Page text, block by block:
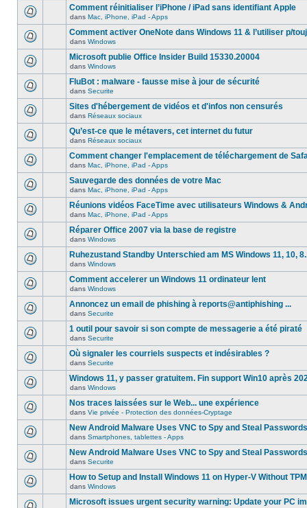
Comment réinitialiser l’iPhone / iPad sans identifiant Apple
dans Mac, iPhone, iPad - Apps
Comment activer OneNote dans Windows 11 & l’utiliser p/touj
dans Windows
Microsoft publie Office Insider Build 15330.20004
dans Windows
FluBot : malware - fausse mise à jour de sécurité
dans Securite
Sites d'hébergement de vidéos et d'infos non censurés
dans Réseaux sociaux
Qu’est-ce que le métavers, cet internet du futur
dans Réseaux sociaux
Comment changer l'emplacement de téléchargement de
dans Mac, iPhone, iPad - Apps
Sauvegarde des données de votre Mac
dans Mac, iPhone, iPad - Apps
Réunions vidéos FaceTime avec utilisateurs Windows &
dans Mac, iPhone, iPad - Apps
Réparer Office 2007 via la base de registre
dans Windows
Ruhezustand Standby Unterschied am MS Windows 11, 10,
dans Windows
Comment accelerer un Windows 11 ordinateur lent
dans Windows
Annoncez un email de phishing à reports@antiphishing ...
dans Securite
1 outil pour savoir si son compte de messagerie a été piraté
dans Securite
Où signaler les courriels suspects et indésirables ?
dans Securite
Windows 11, y passer gratuitem. Fin support Win10 après
dans Windows
Nos traces laissées sur le Web... une expérience
dans Vie privée - Protection des données-Cryptage
New Android Malware Uses VNC to Spy and Steal Passwords
dans Smartphones, tablettes - Apps
New Android Malware Uses VNC to Spy and Steal Passwords
dans Securite
How to Setup and Install Windows 11 on Hyper-V Without TPM
dans Windows
Microsoft issues urgent security warning: Update your PC